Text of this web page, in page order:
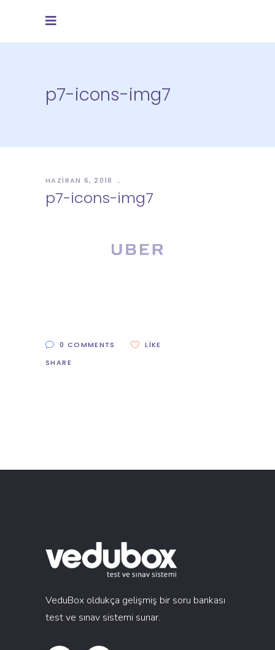
p7-icons-img7
HAZIRAN 6, 2018
p7-icons-img7
0 COMMENTS
LIKE
SHARE
VeduBox oldukça gelişmiş bir soru bankası
test ve sınav sistemi sunar.